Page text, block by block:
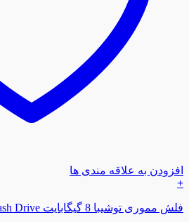
افزودن به علاقه مندی ها
+
فلش مموری توشیبا 8 گیگابایت Toshiba 8GB USB Flash Drive